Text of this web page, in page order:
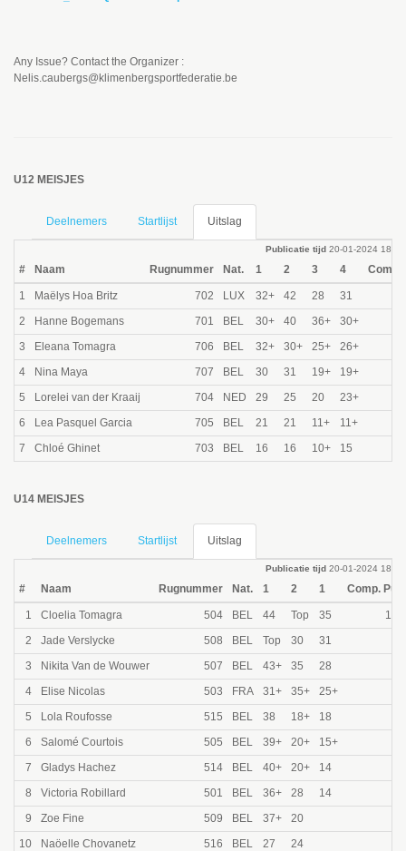
Any Issue? Contact the Organizer :
Nelis.caubergs@klimenbergsportfederatie.be
U12 MEISJES
Deelnemers Startlijst Uitslag
Publicatie tijd 20-01-2024 18:31
# Naam Rugnummer Nat. 1 2 3 4 Comp.
1 Maëlys Hoa Britz 702 LUX 32+ 42 28
31
2
Hanne Bogemans 701 BEL 30+ 40 36+
30+
3
Eleana Tomagra 706 BEL 32+ 30+ 25+
26+
4
Nina Maya 707 BEL 30 31 19+
19+
5
Lorelei van der Kraaij 704 NED 29 25 20
23+
6
Lea Pasquel Garcia 705 BEL 21 21 11+
11+
7
Chloé Ghinet 703 BEL 16 16 10+ 15
U14 MEISJES
Deelnemers Startlijst Uitslag
Publicatie tijd 20-01-2024 18:31
# Naam Rugnummer Nat. 1 2 1 Comp.
1 Cloelia Tomagra 504 BEL 44 Top 35
2
Jade Verslycke 508 BEL Top 30 31
3
Nikita Van de Wouwer 507 BEL 43+ 35 28
4
Elise Nicolas 503 FRA 31+ 35+ 25+
5
Lola Roufosse 515 BEL 38 18+ 18
6
Salomé Courtois 505 BEL 39+ 20+ 15+
7
Gladys Hachez 514 BEL 40+ 20+ 14
8
Victoria Robillard 501 BEL 36+ 28 14
9
Zoe Fine 509 BEL 37+ 20
10
Naöelle Chovanetz 516 BEL 27 24